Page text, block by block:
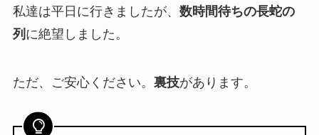
私達は平日に行きましたが、 数時間待ちの長蛇の
列 に絶望しました。
ただ、ご安心ください。 裏技があります。